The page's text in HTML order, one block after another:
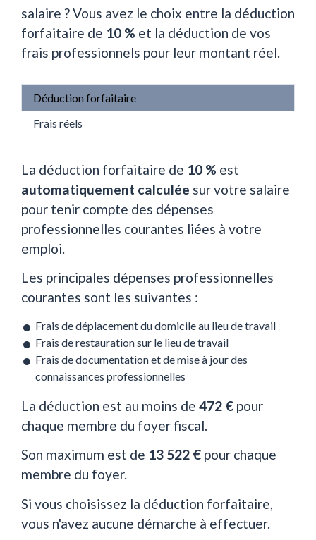
salaire ? Vous avez le choix entre la déduction
forfaitaire de 10 % et la déduction de vos
frais professionnels pour leur montant réel.
Déduction forfaitaire
Frais réels
La déduction forfaitaire de 10 % est
automatiquement calculée sur votre salaire
pour tenir compte des dépenses
professionnelles courantes liées à votre
emploi.
Les principales dépenses professionnelles
courantes sont les suivantes :
Frais de déplacement du domicile au lieu de travail
Frais de restauration sur le lieu de travail
Frais de documentation et de mise à jour des
connaissances professionnelles
La déduction est au moins de 472 € pour
chaque membre du foyer fiscal.
Son maximum est de 13 522 € pour chaque
membre du foyer.
Si vous choisissez la déduction forfaitaire,
vous n'avez aucune démarche à effectuer.